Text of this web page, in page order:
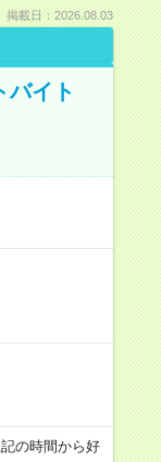
掲載日：2026.08.03
バイト
の時間から好